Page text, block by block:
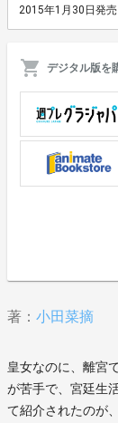
2015年1月30日発売
デジタル版を
著： 小田菜摘
皇女なのに、離宮
が苦手で、宮廷生
て紹介されたのが